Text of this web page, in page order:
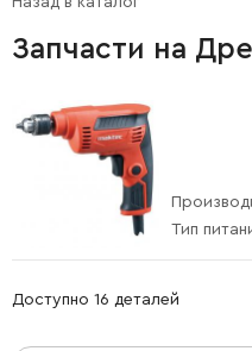
Запчасти на
Тип
Доступно 16 деталей